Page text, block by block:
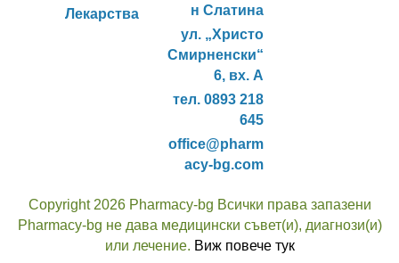
Лекарства
н Слатина
ул. „Христо
Смирненски“
6, вх. А
тел. 0893 218
645
office@pharm
acy-bg.com
Copyright 2026 Pharmacy-bg Всички права запазени
Pharmacy-bg не дава медицински съвет(и), диагнози(и)
или лечение. Виж повече тук